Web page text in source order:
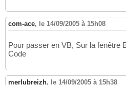
com-ace, le 14/09/2005 à 15h08
Pour passer en VB, Sur la fenêtre
Code
merlubreizh, le 14/09/2005 à 15h38